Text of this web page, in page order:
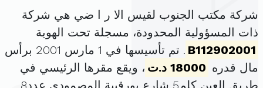
شركة مكتب الجنوب لقيس الا ر ا ضي هي شركة
ذات المسؤولية المحدودة، مسجلة تحت الهوية
B112902001
. تم تأسيسها في 1 مارس 2001 برأس
مال قدره 18000 د.ت
، ويقع مقرها الرئيسي في
طريق العين كلم5 شارع بورقيبة المصمودي عدد8